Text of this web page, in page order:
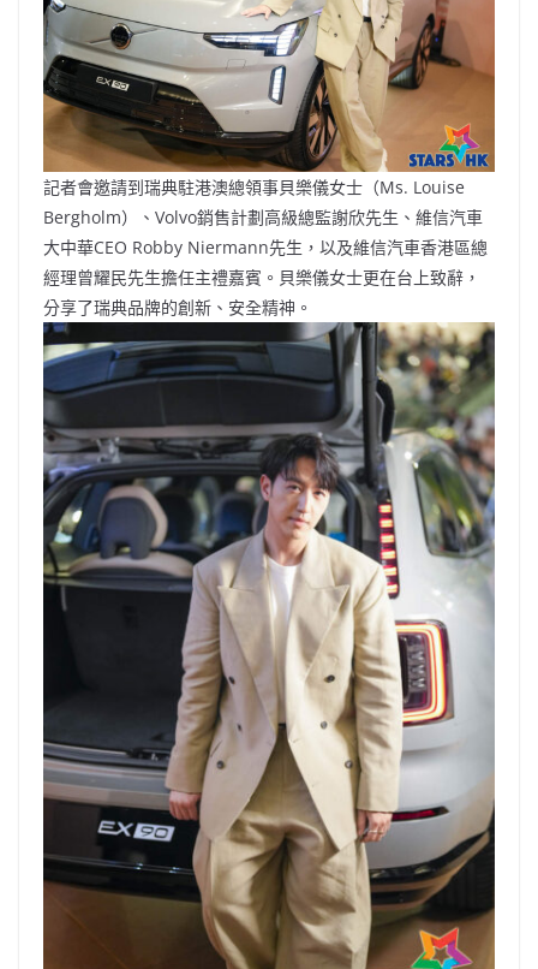
記者會邀請到瑞典駐港澳總領事貝樂儀女士（Ms. Louise
Bergholm）、Volvo銷售計劃高級總監謝欣先生、維信汽車
大中華CEO Robby Niermann先生，以及維信汽車香港區總
經理曾耀民先生擔任主禮嘉賓。貝樂儀女士更在台上致辭，
分享了瑞典品牌的創新、安全精神。